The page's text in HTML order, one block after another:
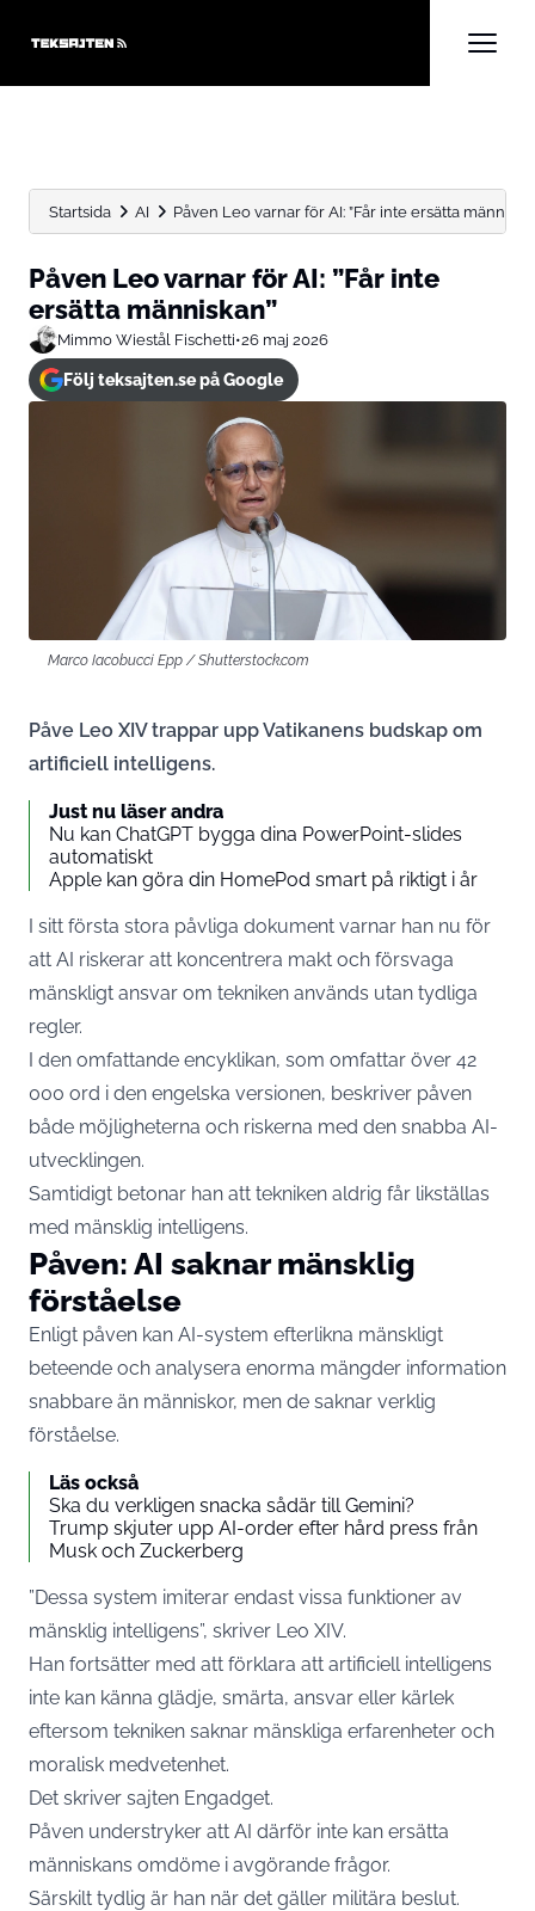
Startsida AI Påven Leo varnar för AI: ”Får inte ersätta
Påven Leo varnar för AI: ”Får inte
ersätta människan”
Mimmo Wiestål Fischetti•26 maj 2026
Följ teksajten.se på Google
Marco Iacobucci Epp / Shutterstock.com
Påve Leo XIV trappar upp Vatikanens budskap om
artificiell intelligens.
Just nu läser andra
Nu kan ChatGPT bygga dina PowerPoint-slides
automatiskt
Apple kan göra din HomePod smart på riktigt i år
I sitt första stora påvliga dokument varnar han nu för
att AI riskerar att koncentrera makt och försvaga
mänskligt ansvar om tekniken används utan tydliga
regler.
I den omfattande encyklikan, som omfattar över 42
000 ord i den engelska versionen, beskriver påven
både möjligheterna och riskerna med den snabba AI-
utvecklingen.
Samtidigt betonar han att tekniken aldrig får likställas
med mänsklig intelligens.
Påven: AI saknar mänsklig
förståelse
Enligt påven kan AI-system efterlikna mänskligt
beteende och analysera enorma mängder information
snabbare än människor, men de saknar verklig
förståelse.
Läs också
Ska du verkligen snacka sådär till Gemini?
Trump skjuter upp AI-order efter hård press från
Musk och Zuckerberg
”Dessa system imiterar endast vissa funktioner av
mänsklig intelligens”, skriver Leo XIV.
Han fortsätter med att förklara att artificiell intelligens
inte kan känna glädje, smärta, ansvar eller kärlek
eftersom tekniken saknar mänskliga erfarenheter och
moralisk medvetenhet.
Det skriver sajten Engadget.
Påven understryker att AI därför inte kan ersätta
människans omdöme i avgörande frågor.
Särskilt tydlig är han när det gäller militära beslut.